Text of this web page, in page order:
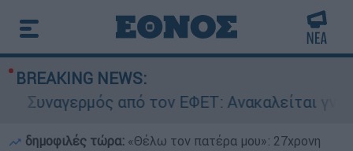
BREAKING NEWS:
από τον ΕΦΕΤ: Ανακαλείται γνωστή
δημοφιλές τώρα: «Θέλω τον πατέρα μου»: 27χρονη